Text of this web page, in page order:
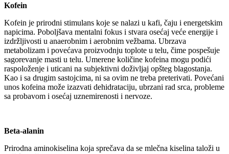
Kofein
Kofein je prirodni stimulans koje se nalazi u kafi, čaju i energetskim
napicima. Poboljšava mentalni fokus i stvara osećaj veće energije i
izdržljivosti u anaerobnim i aerobnim vežbama. Ubrzava
metabolizam i povećava proizvodnju toplote u telu, čime pospešuje
sagorevanje masti u telu. Umerene količine kofeina mogu podići
raspoloženje i uticani na subjektivni doživljaj opšteg blagostanja.
Kao i sa drugim sastojcima, ni sa ovim ne treba preterivati. Povećani
unos kofeina može izazvati dehidrataciju, ubrzani rad srca, probleme
sa probavom i osećaj uznemirenosti i nervoze.
Beta-alanin
Prirodna aminokiselina koja sprečava da se mlečna kiselina taloži u